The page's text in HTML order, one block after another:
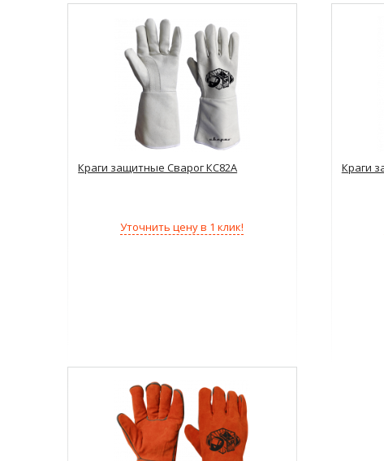
Краги защитные Сварог КС82А
Уточнить цену в 1 клик!
Краги